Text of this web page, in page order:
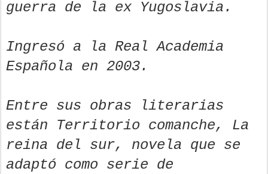
guerra de la ex Yugoslavia.
Ingresó a la Real Academia
Española en 2003.
Entre sus obras literarias
están Territorio comanche, La
reina del sur, novela que se
adaptó como serie de